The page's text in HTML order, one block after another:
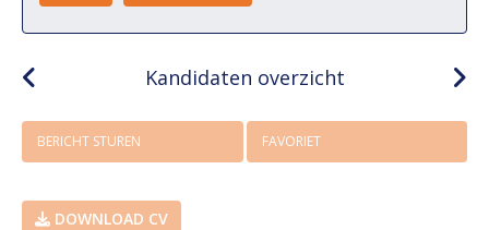
Kandidaten overzicht
BERICHT STUREN FAVORIET
DOWNLOAD CV